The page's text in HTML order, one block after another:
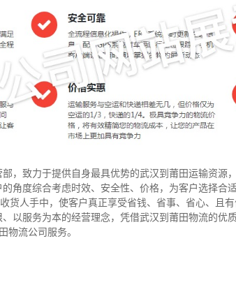
，致力于提供自身最具优势的武汉到莆田运输资源
角度综合考虑时效、安全性、价格，为客户选择合
货人手中，使客户真正享受省钱、省事、省心、且
以服务为本的经营理念，凭借武汉到莆田物流的优
物流公司服务。